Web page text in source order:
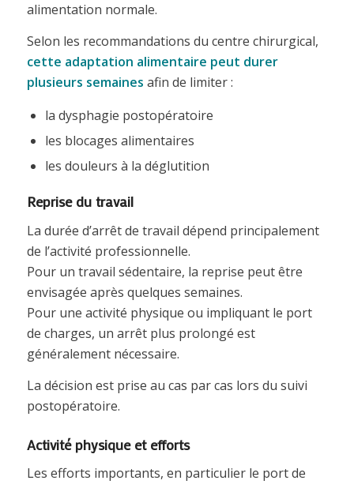
alimentation normale.
Selon les recommandations du centre chirurgical,
cette adaptation alimentaire peut durer
plusieurs semaines afin de limiter :
la dysphagie postopératoire
les blocages alimentaires
les douleurs à la déglutition
Reprise du travail
La durée d’arrêt de travail dépend principalement
de l’activité professionnelle.
Pour un travail sédentaire, la reprise peut être
envisagée après quelques semaines.
Pour une activité physique ou impliquant le port
de charges, un arrêt plus prolongé est
généralement nécessaire.
La décision est prise au cas par cas lors du suivi
postopératoire.
Activité physique et efforts
Les efforts importants, en particulier le port de